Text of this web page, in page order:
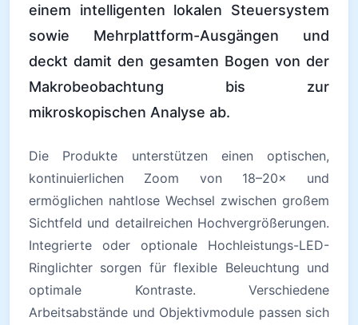
einem intelligenten lokalen Steuersystem
sowie Mehrplattform-Ausgängen und
deckt damit den gesamten Bogen von der
Makrobeobachtung bis zur
mikroskopischen Analyse ab.
Die Produkte unterstützen einen optischen,
kontinuierlichen Zoom von 18–20× und
ermöglichen nahtlose Wechsel zwischen großem
Sichtfeld und detailreichen Hochvergrößerungen.
Integrierte oder optionale Hochleistungs-LED-
Ringlichter sorgen für flexible Beleuchtung und
optimale Kontraste. Verschiedene
Arbeitsabstände und Objektivmodule passen sich